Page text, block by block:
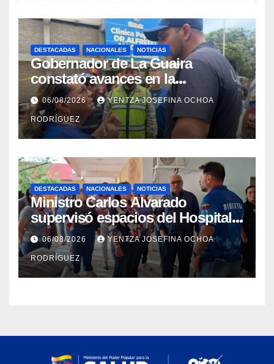
DESTACADAS NACIONALES NOTICIAS
Gobernador de La Guaira
constató avances en la
rehabilitación del Hospitalito de
Catia la Mar
06/08/2026 YENTZA JOSEFINA OCHOA
RODRÍGUEZ
DESTACADAS NACIONALES NOTICIAS
Ministro Carlos Alvarado
supervisó espacios del Hospital
Dermatológico Dr. Martín Vegas
en La Guaira
06/08/2026 YENTZA JOSEFINA OCHOA
RODRÍGUEZ